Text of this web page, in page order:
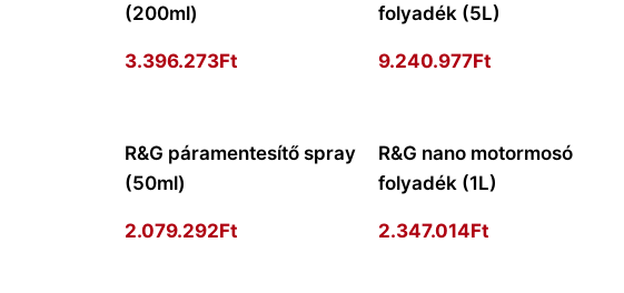
(200ml)
3.396.273Ft
folyadék (5L)
9.240.977Ft
R&G páramentesítő spray
(50ml)
2.079.292Ft
R&G nano motormosó
folyadék (1L)
2.347.014Ft